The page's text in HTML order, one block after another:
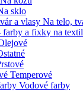
sklo
Na telo,
na
Temperové
Vodové farby